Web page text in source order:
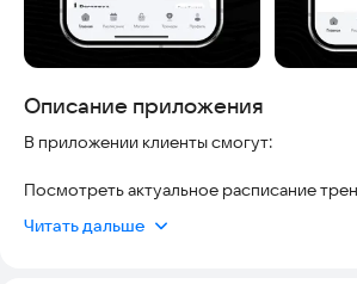
Описание приложения
В приложении клиенты смогут:
Посмотреть актуальное расписание
Получать PUSH-уведомления о
Читать дальше